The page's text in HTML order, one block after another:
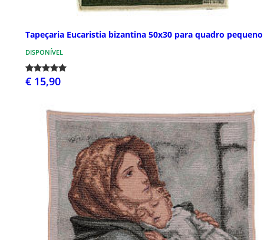
Tapeçaria Eucaristia bizantina 50x30 para quadro pequeno
DISPONÍVEL
€ 15,90